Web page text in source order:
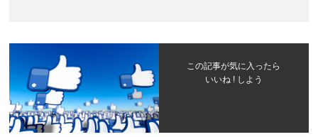
この記事が気に入ったら
いいね ! しよう